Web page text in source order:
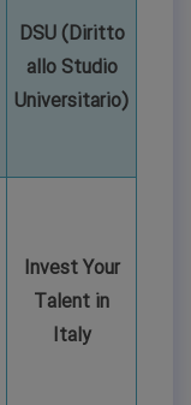
DSU (Diritto
allo Studio
Universitario)
Invest Your
Talent in
Italy